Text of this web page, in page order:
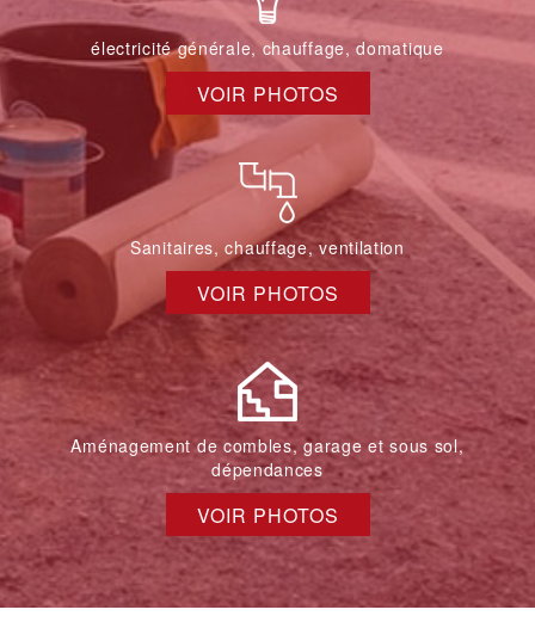
électricité générale, chauffage, domatique
VOIR PHOTOS
Sanitaires, chauffage, ventilation
VOIR PHOTOS
Aménagement de combles, garage et sous sol,
dépendances
VOIR PHOTOS